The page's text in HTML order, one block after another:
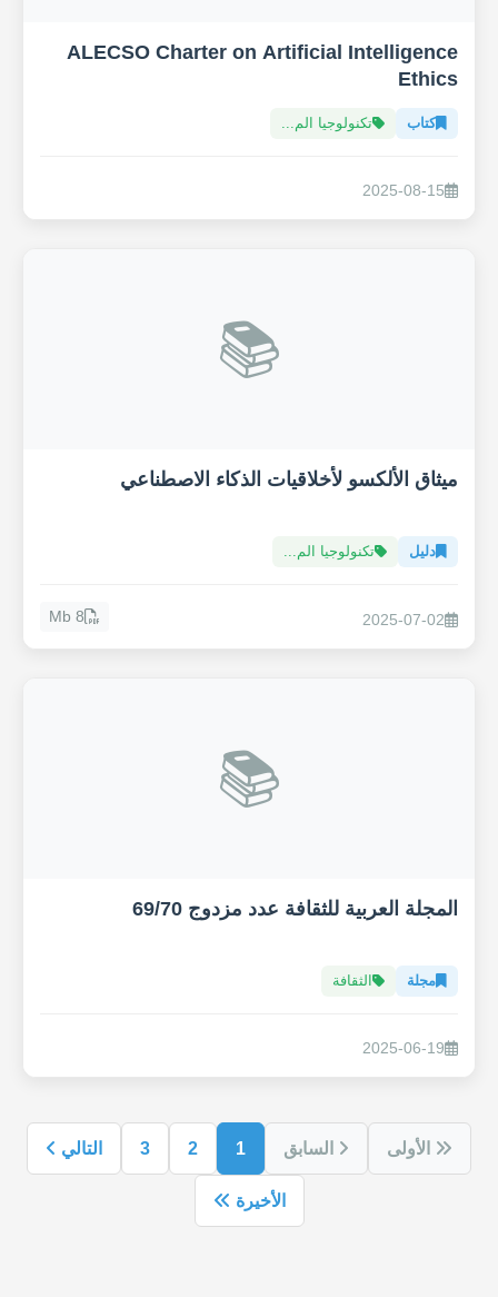
ALECSO Charter on Artificial Intelligence
Ethics
كتاب تكنولوجيا الم...
2025-08-15
📚
ميثاق الألكسو لأخلاقيات الذكاء الاصطناعي
دليل تكنولوجيا الم...
2025-07-02
8 Mb
📚
المجلة العربية للثقافة عدد مزدوج 69/70
مجلة الثقافة
2025-06-19
الأولى السابق 1
2
3 التالي
الأخيرة